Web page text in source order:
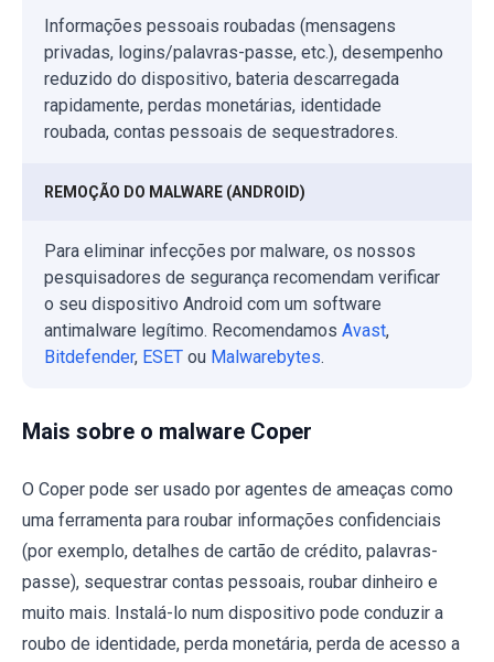
Informações pessoais roubadas (mensagens
privadas, logins/palavras-passe, etc.), desempenho
reduzido do dispositivo, bateria descarregada
rapidamente, perdas monetárias, identidade
roubada, contas pessoais de sequestradores.
REMOÇÃO DO MALWARE (ANDROID)
Para eliminar infecções por malware, os nossos
pesquisadores de segurança recomendam verificar
o seu dispositivo Android com um software
antimalware legítimo. Recomendamos Avast,
Bitdefender, ESET ou Malwarebytes.
Mais sobre o malware Coper
O Coper pode ser usado por agentes de ameaças como
uma ferramenta para roubar informações confidenciais
(por exemplo, detalhes de cartão de crédito, palavras-
passe), sequestrar contas pessoais, roubar dinheiro e
muito mais. Instalá-lo num dispositivo pode conduzir a
roubo de identidade, perda monetária, perda de acesso a